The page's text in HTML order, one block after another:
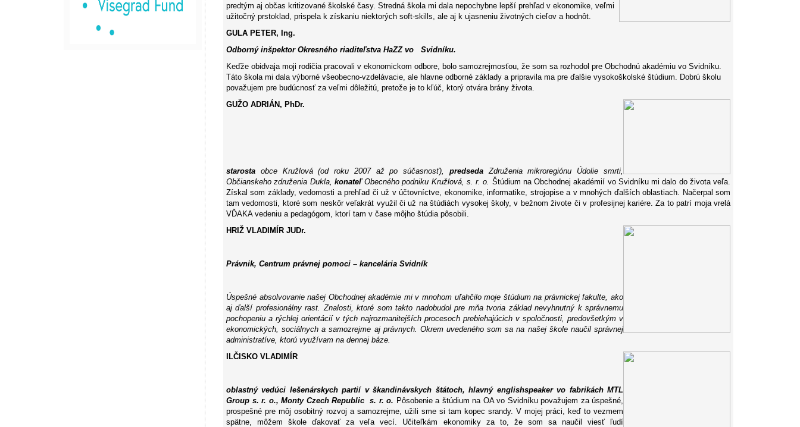
predtým aj občas kritizované školské časy. Stredná škola mi dala nepochybne lepší prehľad v ekonomike, veľmi
užitočný prstoklad, prispela k získaniu niektorých soft-skills, ale aj k ujasneniu životných cieľov a hodnôt.
GULA PETER, Ing.
Odborný inšpektor Okresného riaditeľstva HaZZ vo Svidníku.
Keďže obidvaja moji rodičia pracovali v ekonomickom odbore, bolo samozrejmosťou, že som sa rozhodol pre Obchodnú akadémiu vo Svidníku.
Táto škola mi dala výborné všeobecno-vzdelávacie, ale hlavne odborné základy a pripravila ma pre ďalšie vysokoškolské štúdium. Dobrú školu
považujem pre budúcnosť za veľmi dôležitú, pretože je to kľúč, ktorý otvára brány života.
GUŽO ADRIÁN, PhDr.
starosta obce Kružlová (od roku 2007 až po súčasnosť), predseda Združenia mikroregiónu Údolie smrti,
Občianskeho združenia Dukla, konateľObecného podniku Kružlová, s. r. o. Štúdium na Obchodnej akadémií vo Svidníku mi dalo do života veľa.
Získal som základy, vedomosti a prehľad či už v účtovníctve, ekonomike, informatike, strojopise a v mnohých ďalších oblastiach. Načerpal som
tam vedomosti, ktoré som neskôr veľakrát využil či už na štúdiách vysokej školy, v bežnom živote či v profesijnej kariére. Za to patrí moja vrelá
VĎAKA vedeniu a pedagógom, ktorí tam v čase môjho štúdia pôsobili.
HRIŽ VLADIMÍR JUDr.
Právnik, Centrum právnej pomoci – kancelária Svidník
Úspešné absolvovanie našej Obchodnej akadémie mi v mnohom uľahčilo moje štúdium na právnickej fakulte, ako
aj ďalší profesionálny rast. Znalosti, ktoré som takto nadobudol pre mňa tvoria základ nevyhnutný k správnemu
pochopeniu a rýchlej orientácií v tých najrozmanitejších procesoch prebiehajúcich v spoločnosti, predovšetkým v
ekonomických, sociálnych a samozrejme aj právnych. Okrem uvedeného som sa na našej škole naučil správnej
administratíve, ktorú využívam na dennej báze.
ILČISKO VLADIMÍR
oblastný vedúci lešenárskych partií v škandinávskych štátoch, hlavný englishspeaker vo fabrikách MTL
Group s. r. o., Monty Czech Republic s. r. o. Pôsobenie a štúdium na OA vo Svidníku považujem za úspešné,
prospešné pre môj osobitný rozvoj a samozrejme, užili sme si tam kopec srandy. V mojej práci, keď to vezmem
spätne, môžem škole ďakovať za veľa vecí. Učiteľkám ekonomiky za to, že som sa naučil viesť ľudí